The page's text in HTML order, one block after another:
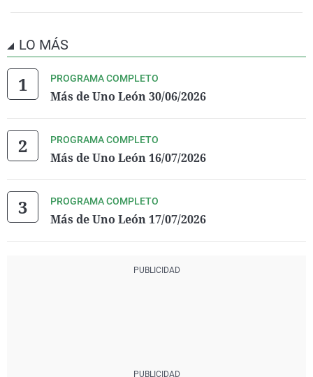
LO MÁS
PROGRAMA COMPLETO
Más de Uno León 30/06/2026
PROGRAMA COMPLETO
Más de Uno León 16/07/2026
PROGRAMA COMPLETO
Más de Uno León 17/07/2026